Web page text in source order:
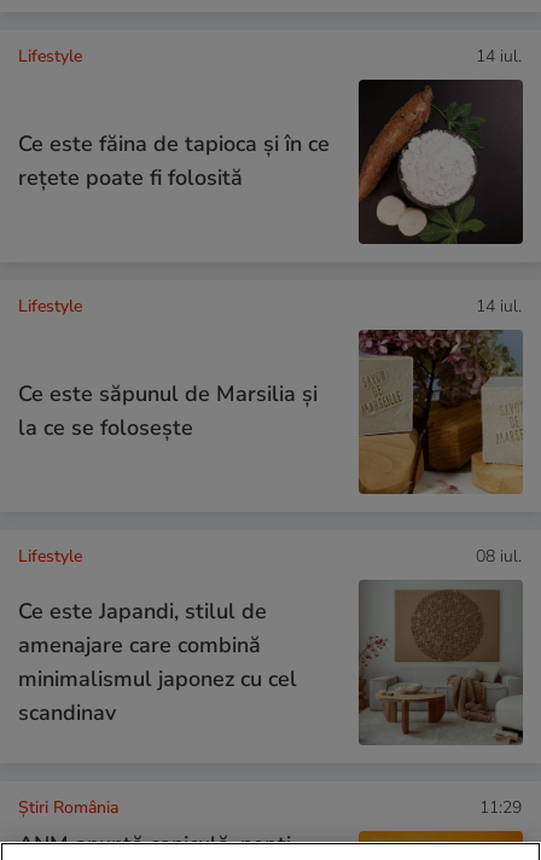
Lifestyle 14 iul.
Ce este făina de tapioca și în ce
rețete poate fi folosită
Lifestyle 14 iul.
Ce este săpunul de Marsilia și
la ce se folosește
Lifestyle 08 iul.
Ce este Japandi, stilul de
amenajare care combină
minimalismul japonez cu cel
scandinav
Știri România 11:29
ANM anunță caniculă, nopți